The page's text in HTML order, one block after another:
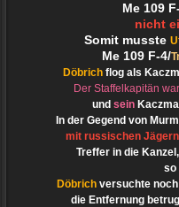
Me 109
nicht
Somit musste
Me 109 F-4/
Döbrich flog als
Der Staffelkapitän war
und sein
In der Gegend von
mit russischen Jägern
Treffer in die
so
Döbrich versuchte noch
die Entfernung betrug